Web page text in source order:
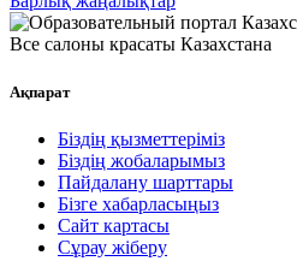
Все салоны красаты Казахстана
Ақпарат
Біздің қызметтеріміз
Біздің жобаларымыз
Пайдалану шарттары
Бізге хабарласыңыз
Сайт картасы
Сұрау жіберу